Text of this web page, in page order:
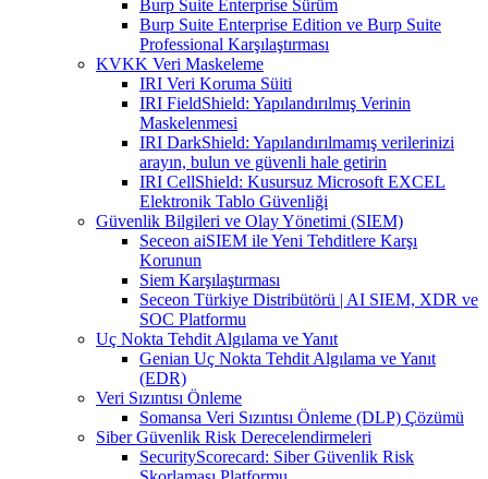
Burp Suite Enterprise Sürüm
Burp Suite Enterprise Edition ve Burp Suite
Professional Karşılaştırması
KVKK Veri Maskeleme
IRI Veri Koruma Süiti
IRI FieldShield: Yapılandırılmış Verinin
Maskelenmesi
IRI DarkShield: Yapılandırılmamış verilerinizi
arayın, bulun ve güvenli hale getirin
IRI CellShield: Kusursuz Microsoft EXCEL
Elektronik Tablo Güvenliği
Güvenlik Bilgileri ve Olay Yönetimi (SIEM)
Seceon aiSIEM ile Yeni Tehditlere Karşı
Korunun
Siem Karşılaştırması
Seceon Türkiye Distribütörü | AI SIEM, XDR ve
SOC Platformu
Uç Nokta Tehdit Algılama ve Yanıt
Genian Uç Nokta Tehdit Algılama ve Yanıt
(EDR)
Veri Sızıntısı Önleme
Somansa Veri Sızıntısı Önleme (DLP) Çözümü
Siber Güvenlik Risk Derecelendirmeleri
SecurityScorecard: Siber Güvenlik Risk